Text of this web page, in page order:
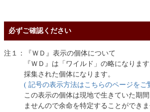
必ずご確認ください
注１：『ＷＤ』表示の個体について
『ＷＤ』は「ワイルド」の略になりま
採集された個体になります。
( 記号の表示方法はこちらのページをご
この表示の個体は現地で生きていた期
ませんので余命を特定することができ